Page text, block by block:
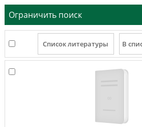
Ограничить поиск